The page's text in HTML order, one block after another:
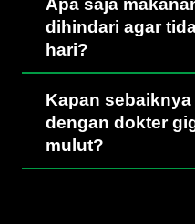
dihindari agar
hari?
Kapan
dengan dokter
mulut?